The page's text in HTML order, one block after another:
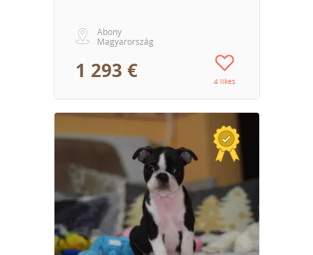
Abony
Magyarország
1 293 € 4 likes